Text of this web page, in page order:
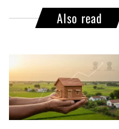
Also read